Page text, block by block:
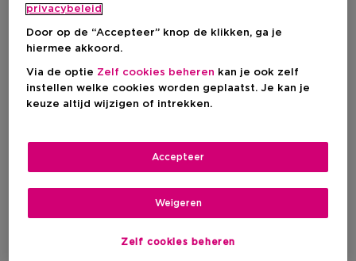
privacybeleid
Door op de “Accepteer” knop de klikken, ga je
hiermee akkoord.
Via de optie Zelf cookies beheren kan je ook zelf
instellen welke cookies worden geplaatst. Je kan je
keuze altijd wijzigen of intrekken.
Zelf cookies beheren
Weigeren
Accepteer